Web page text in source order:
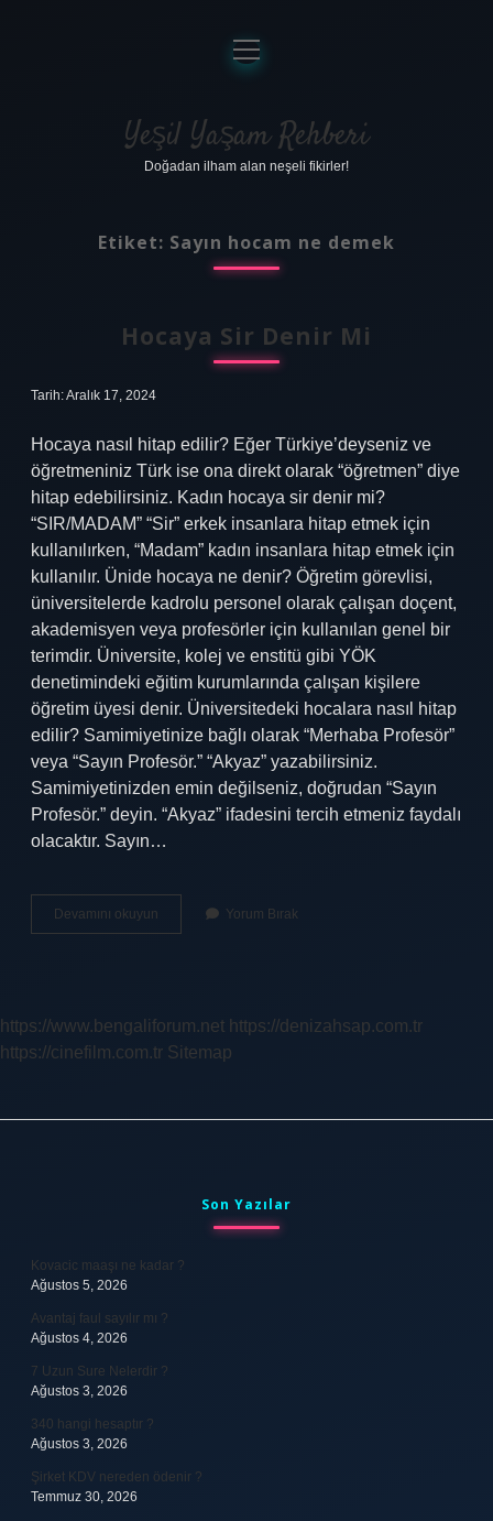
Anasayfa
Gizlilik Politikası
Yasal Uyarı
menüyü
aç
Yeşil Yaşam Rehberi
Doğadan ilham alan neşeli fikirler!
Etiket: Sayın hocam ne demek
Hocaya Sir Denir Mi
Tarih: Aralık 17, 2024
Hocaya nasıl hitap edilir? Eğer Türkiye’deyseniz ve
öğretmeniniz Türk ise ona direkt olarak “öğretmen” diye
hitap edebilirsiniz. Kadın hocaya sir denir mi?
“SIR/MADAM” “Sir” erkek insanlara hitap etmek için
kullanılırken, “Madam” kadın insanlara hitap etmek için
kullanılır. Ünide hocaya ne denir? Öğretim görevlisi,
üniversitelerde kadrolu personel olarak çalışan doçent,
akademisyen veya profesörler için kullanılan genel bir
terimdir. Üniversite, kolej ve enstitü gibi YÖK
denetimindeki eğitim kurumlarında çalışan kişilere
öğretim üyesi denir. Üniversitedeki hocalara nasıl hitap
edilir? Samimiyetinize bağlı olarak “Merhaba Profesör”
veya “Sayın Profesör.” “Akyaz” yazabilirsiniz.
Samimiyetinizden emin değilseniz, doğrudan “Sayın
Profesör.” deyin. “Akyaz” ifadesini tercih etmeniz faydalı
olacaktır. Sayın…
Devamını okuyun
Sir
Yorum Bırak
https://www.bengaliforum.net https://denizahsap.com.tr
https://cinefilm.com.tr Sitemap
Son Yazılar
Kovacic maaşı ne kadar ?
Ağustos 5, 2026
Avantaj faul sayılır mı ?
Ağustos 4, 2026
7 Uzun Sure Nelerdir ?
Ağustos 3, 2026
340 hangi hesaptır ?
Ağustos 3, 2026
Şirket KDV nereden ödenir ?
Temmuz 30, 2026